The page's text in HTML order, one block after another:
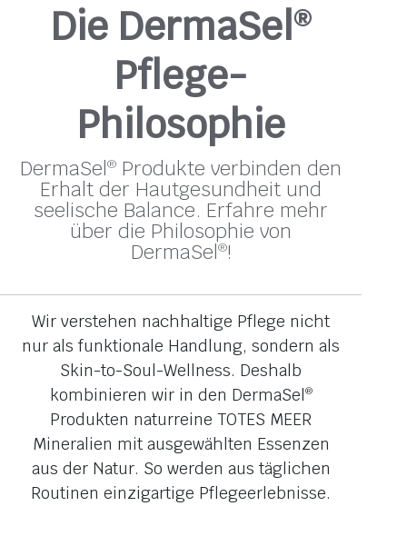
Die DermaSel ®
Pflege-
Philosophie
DermaSel ® Produkte verbinden den
Erhalt der Hautgesundheit und
seelische Balance. Erfahre mehr
über die Philosophie von
DermaSel ®!
Wir verstehen nachhaltige Pflege nicht
nur als funktionale Handlung, sondern als
Skin-to-Soul-Wellness. Deshalb
kombinieren wir in den DermaSel®
Produkten naturreine TOTES MEER
Mineralien mit ausgewählten Essenzen
aus der Natur. So werden aus täglichen
Routinen einzigartige Pflegeerlebnisse.